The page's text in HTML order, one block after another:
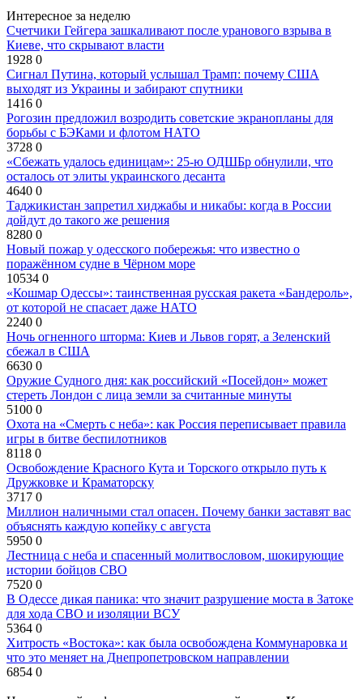
Интересное за неделю
Счетчики Гейгера зашкаливают после уранового взрыва в
Киеве, что скрывают власти
1928 0
Сигнал Путина, который услышал Трамп: почему США
выходят из Украины и забирают спутники
1416 0
Рогозин предложил возродить советские экранопланы для
борьбы с БЭКами и флотом НАТО
3728 0
«Сбежать удалось единицам»: 25-ю ОДШБр обнулили, что
осталось от элиты украинского десанта
4640 0
Таджикистан запретил хиджабы и никабы: когда в России
дойдут до такого же решения
8280 0
Новый пожар у одесского побережья: что известно о
поражённом судне в Чёрном море
10534 0
«Кошмар Одессы»: таинственная русская ракета «Бандероль»,
от которой не спасает даже НАТО
2240 0
Ночь огненного шторма: Киев и Львов горят, а Зеленский
сбежал в США
6630 0
Оружие Судного дня: как российский «Посейдон» может
стереть Лондон с лица земли за считанные минуты
5100 0
Охота на «Смерть с неба»: как Россия переписывает правила
игры в битве беспилотников
8118 0
Освобождение Красного Кута и Торского открыло путь к
Дружковке и Краматорску
3717 0
Миллион наличными стал опасен. Почему банки заставят вас
объяснять каждую копейку с августа
5950 0
Лестница с неба и спасенный молитвословом, шокирующие
истории бойцов СВО
7520 0
В Одессе дикая паника: что значит разрушение моста в Затоке
для хода СВО и изоляции ВСУ
5364 0
Хитрость «Востока»: как была освобождена Коммунаровка и
что это меняет на Днепропетровском направлении
6854 0